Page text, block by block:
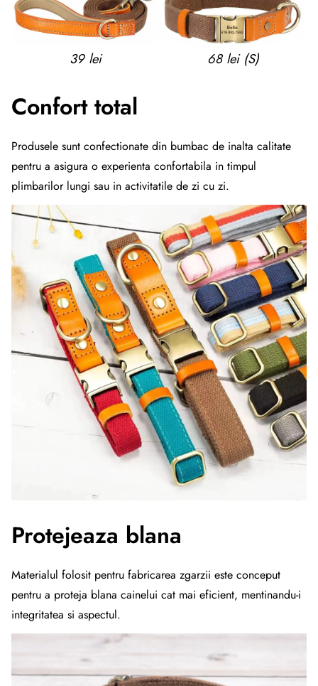
39 lei 68 lei (S)
Confort total
Produsele sunt confectionate din bumbac de inalta calitate
pentru a asigura o experienta confortabila in timpul
plimbarilor lungi sau in activitatile de zi cu zi.
Protejeaza blana
Materialul folosit pentru fabricarea zgarzii este conceput
pentru a proteja blana cainelui cat mai eficient, mentinandu-i
integritatea si aspectul.